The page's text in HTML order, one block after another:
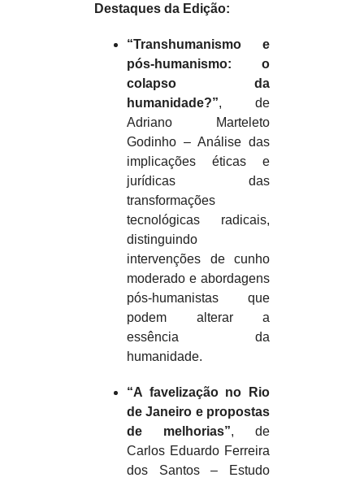
Destaques da Edição:
“Transhumanismo e
pós-humanismo: o
colapso da
humanidade?”, de
Adriano Marteleto
Godinho – Análise das
implicações éticas e
jurídicas das
transformações
tecnológicas radicais,
distinguindo
intervenções de cunho
moderado e abordagens
pós-humanistas que
podem alterar a
essência da
humanidade.
“A favelização no Rio
de Janeiro e propostas
de melhorias”, de
Carlos Eduardo Ferreira
dos Santos – Estudo